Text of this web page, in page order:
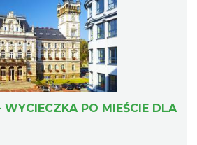
PO MIEŚCIE DLA